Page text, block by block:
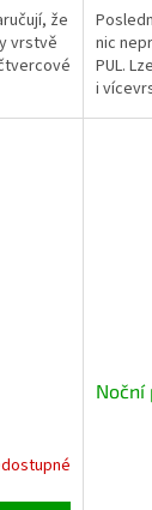
že
vrstvě
nic
PUL.
i
Noční